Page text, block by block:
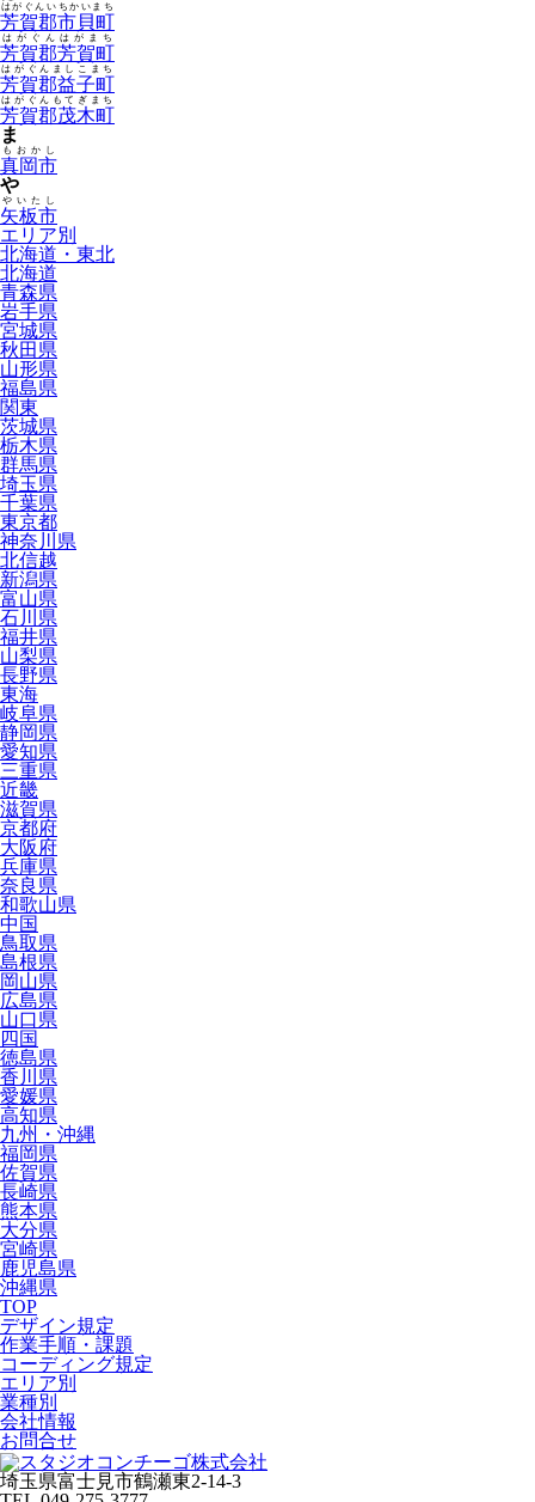
芳賀郡市貝町
はがぐんいちかいまち
芳賀郡芳賀町
はがぐんはがまち
芳賀郡益子町
はがぐんましこまち
芳賀郡茂木町
はがぐんもてぎまち
ま
真岡市
もおかし
や
矢板市
やいたし
エリア別
北海道・東北
北海道
青森県
岩手県
宮城県
秋田県
山形県
福島県
関東
茨城県
栃木県
群馬県
埼玉県
千葉県
東京都
神奈川県
北信越
新潟県
富山県
石川県
福井県
山梨県
長野県
東海
岐阜県
静岡県
愛知県
三重県
近畿
滋賀県
京都府
大阪府
兵庫県
奈良県
和歌山県
中国
鳥取県
島根県
岡山県
広島県
山口県
四国
徳島県
香川県
愛媛県
高知県
九州・沖縄
福岡県
佐賀県
長崎県
熊本県
大分県
宮崎県
鹿児島県
沖縄県
TOP
デザイン規定
作業手順・課題
コーディング規定
エリア別
業種別
会社情報
お問合せ
埼玉県富士見市鶴瀬東2-14-3